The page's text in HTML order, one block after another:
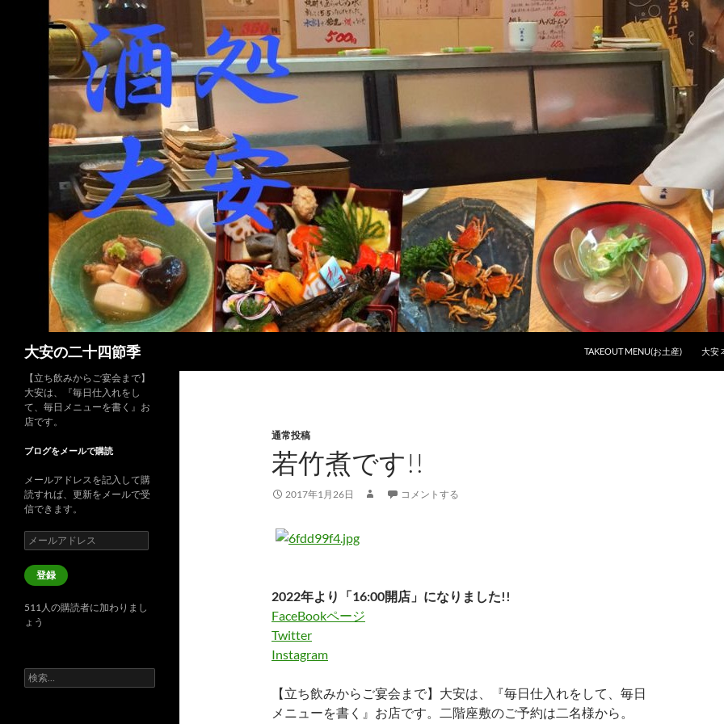
大安の二十四節季
TAKEOUT MENU(お土産)
大安
通常投稿
若竹煮です!!
2017年1月26日 コメントする
2022年より「16:00開店」になりました!!
FaceBookページ
Twitter
Instagram
【立ち飲みからご宴会まで】大安は、『毎日仕入れをして、毎日
メニューを書く』お店です。二階座敷のご予約は二名様から。
【立ち飲みからご宴会まで】
大安は、『毎日仕入れをし
て、毎日メニューを書く』お
店です。
ブログをメールで購読
メールアドレスを記入して購
読すれば、更新をメールで受
信できます。
メ
ー
ル
ア
レ
ス
登録
511人の購読者に加わりまし
ょう
検
索: